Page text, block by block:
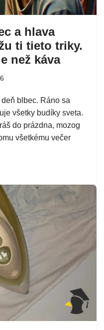
a hlava
ti tieto triky.
než káva
blbec. Ráno sa
všetky budíky sveta.
do prázdna, mozog
všetkému večer